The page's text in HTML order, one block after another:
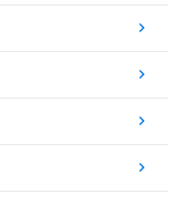
keyboard_arrow_right
keyboard_arrow_right
keyboard_arrow_right
keyboard_arrow_right